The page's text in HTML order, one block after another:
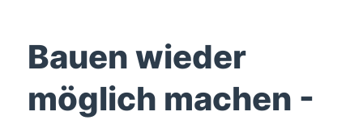
Bauen wieder
möglich machen -